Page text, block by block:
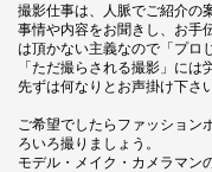
撮影仕事は、人脈でご紹介の
事情や内容をお聞きし、お手
は頂かない主義なので「プロ
「ただ撮らされる撮影」には
先ずは何なりとお声掛け下さい
ご希望でしたらファッション
ろいろ撮りましょう。
モデル・メイク・カメラマン